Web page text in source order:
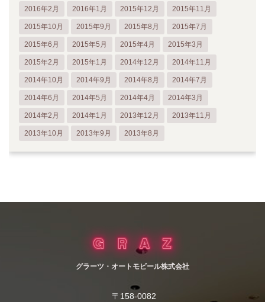
2016年2月 2016年1月 2015年12月 2015年11月
2015年10月 2015年9月 2015年8月 2015年7月
2015年6月 2015年5月 2015年4月 2015年3月
2015年2月 2015年1月 2014年12月 2014年11月
2014年10月 2014年9月 2014年8月 2014年7月
2014年6月 2014年5月 2014年4月 2014年3月
2014年2月 2014年1月 2013年12月 2013年11月
2013年10月 2013年9月 2013年8月
グラーツ・オートモビール株式会社
〒158-0082